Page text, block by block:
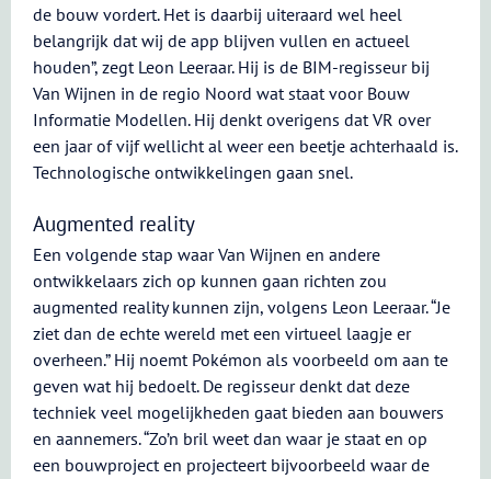
de bouw vordert. Het is daarbij uiteraard wel heel
belangrijk dat wij de app blijven vullen en actueel
houden”, zegt Leon Leeraar. Hij is de BIM-regisseur bij
Van Wijnen in de regio Noord wat staat voor Bouw
Informatie Modellen. Hij denkt overigens dat VR over
een jaar of vijf wellicht al weer een beetje achterhaald is.
Technologische ontwikkelingen gaan snel.
Augmented reality
Een volgende stap waar Van Wijnen en andere
ontwikkelaars zich op kunnen gaan richten zou
augmented reality kunnen zijn, volgens Leon Leeraar. “Je
ziet dan de echte wereld met een virtueel laagje er
overheen.” Hij noemt Pokémon als voorbeeld om aan te
geven wat hij bedoelt. De regisseur denkt dat deze
techniek veel mogelijkheden gaat bieden aan bouwers
en aannemers. “Zo’n bril weet dan waar je staat en op
een bouwproject en projecteert bijvoorbeeld waar de